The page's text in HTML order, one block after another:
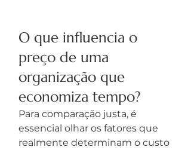
O que influencia o
preço de uma
organização que
economiza tempo?
Para comparação justa, é
essencial olhar os fatores que
realmente determinam o custo